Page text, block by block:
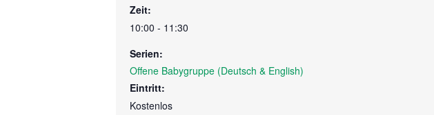
Zeit:
10:00 - 11:30
Serien:
Offene Babygruppe (Deutsch & English)
Eintritt:
Kostenlos